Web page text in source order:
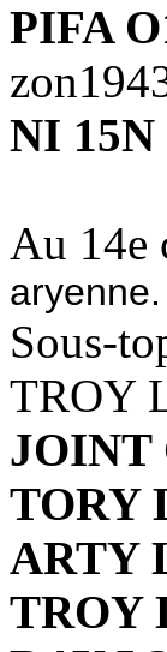
PIFA
NI 15N
Au 14e
aryenne.
Sous-
TROY
JOINT
TORY
ARTY
TROY